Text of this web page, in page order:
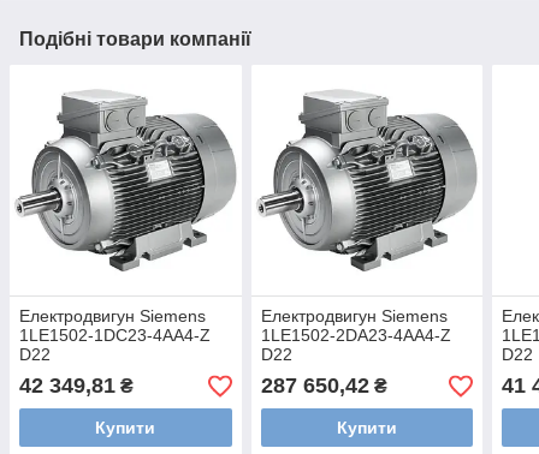
Подібні товари компанії
Електродвигун Siemens
1LE1502-1DC23-4AA4-Z
D22
42 349,81 ₴
Купити
Електродвигун Siemens
1LE1502-2DA23-4AA4-Z
D22
287 650,42₴
Купити
D22
41